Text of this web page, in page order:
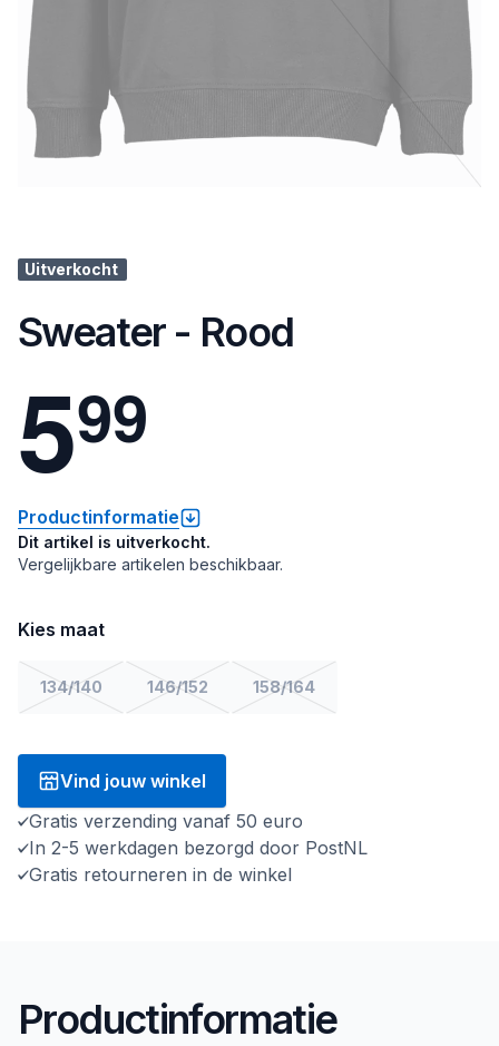
Uitverkocht
Sweater - Rood
599
Productinformatie
Dit artikel is uitverkocht.
Vergelijkbare artikelen beschikbaar.
Kies maat
134/140 146/152 158/164
Vind jouw winkel
Gratis verzending vanaf 50 euro
In 2-5 werkdagen bezorgd door PostNL
Gratis retourneren in de winkel
Productinformatie